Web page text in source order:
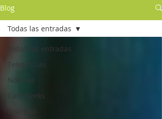
Blog
Todas las entradas
Tendencias
Noticias
Café Geeks
Todas las entradas